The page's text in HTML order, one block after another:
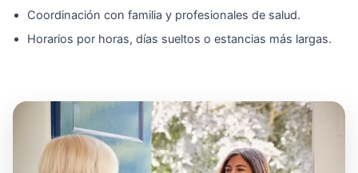
Coordinación con familia y profesionales de salud.
Horarios por horas, días sueltos o estancias más largas.